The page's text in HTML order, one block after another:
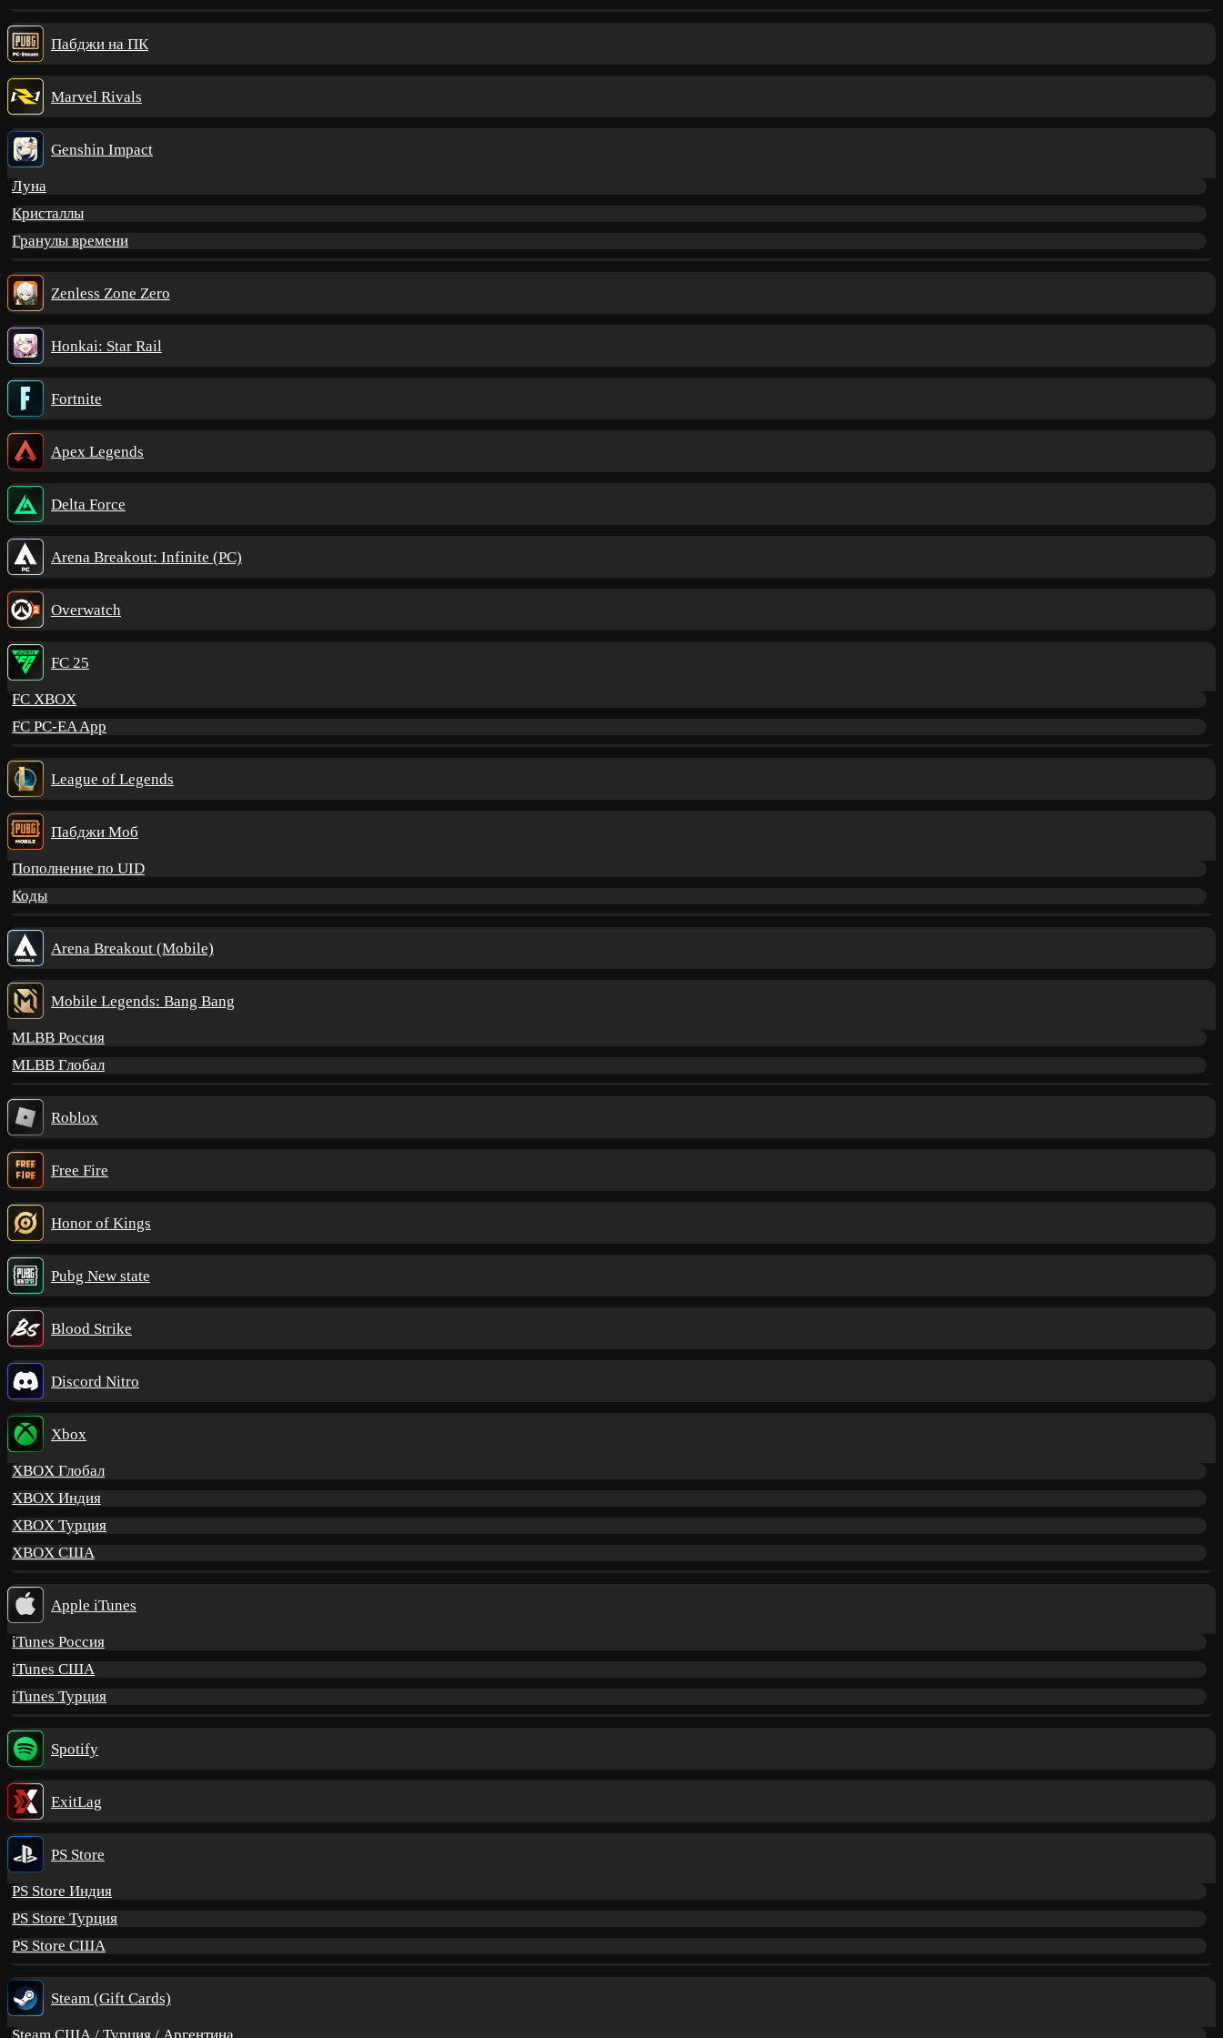
Пабджи на ПК
Marvel Rivals
Genshin Impact
Луна
Кристаллы
Гранулы времени
Zenless Zone Zero
Honkai: Star Rail
Fortnite
Apex Legends
Delta Force
Arena Breakout: Infinite (PC)
Overwatch
FC 25
FC XBOX
FC PC-EA App
League of Legends
Пабджи Моб
Пополнение по UID
Коды
Arena Breakout (Mobile)
Mobile Legends: Bang Bang
MLBB Россия
MLBB Глобал
Roblox
Free Fire
Honor of Kings
Pubg New state
Blood Strike
Discord Nitro
Xbox
XBOX Глобал
XBOX Индия
XBOX Турция
XBOX США
Apple iTunes
iTunes Россия
iTunes США
iTunes Турция
Spotify
ExitLag
PS Store
PS Store Индия
PS Store Турция
PS Store США
Steam (Gift Cards)